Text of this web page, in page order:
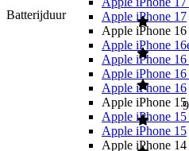
Apple iPhone 17
Apple iPhone 16
Apple iPhone
Apple iPhone
Apple iPhone 16
Apple iPhone 16
Apple iPhone 15
Apple iPhone 15
Apple iPhone 15
Apple iPhone 14
Batterijduur